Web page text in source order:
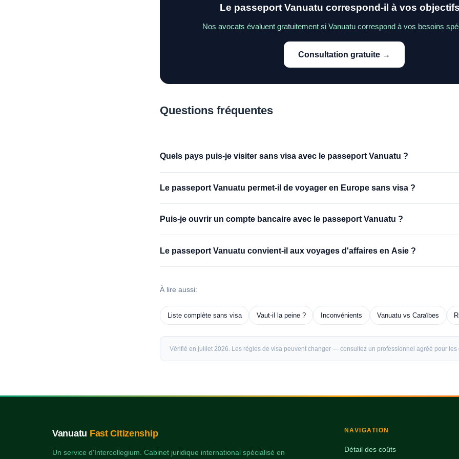
Le passeport Vanuatu correspond-il à vos
Nos avocats évaluent gratuitement si Vanuatu correspond à vos besoins
Consultation gratuite →
Questions fréquentes
Quels pays puis-je visiter sans visa avec le passeport Vanuatu ?
Le passeport Vanuatu permet-il de voyager en Europe sans visa ?
Puis-je ouvrir un compte bancaire avec le passeport Vanuatu ?
Le passeport Vanuatu convient-il aux voyages d'affaires en Asie ?
À lire aussi:
Liste complète sans visa Vaut-il la peine ? Inconvénients Vanuatu vs Caraïbes
Vérifié en juillet 2026. Les règles de visa peuvent changer — consultez un professionnel agréé pour les
Vanuatu Fast Citizenship
Un service d'Intercollegium. Cabinet juridique international spécialisé en
NAVIGATION
Détail des coûts